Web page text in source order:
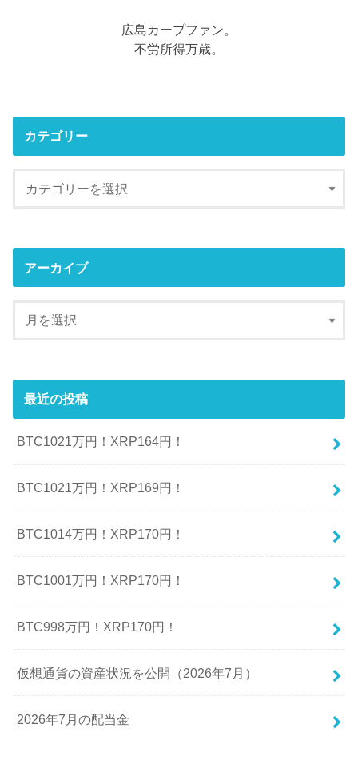
広島カープファン。
不労所得万歳。
カテゴリー
アーカイブ
最近の投稿
BTC1021万円！XRP164円！
BTC1021万円！XRP169円！
BTC1014万円！XRP170円！
BTC1001万円！XRP170円！
BTC998万円！XRP170円！
仮想通貨の資産状況を公開（2026年7月）
2026年7月の配当金